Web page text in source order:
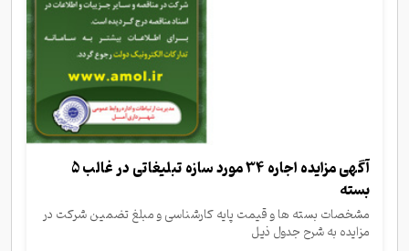
آگهی مزایده اجاره 34 مورد سازه تبلیغاتی در غالب 5
بسته
مشخصات بسته ها و قیمت پایه کارشناسی و مبلغ تضمین شرکت در
مزایده به شرح جدول ذیل